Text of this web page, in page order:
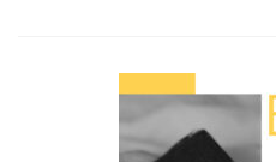
Támogatás